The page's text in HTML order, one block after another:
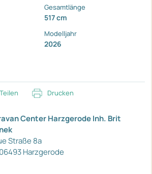
Gesamtlänge
517 cm
Modelljahr
2026
Teilen Drucken
Center Harzgerode Inh. Brit
Straße 8a
Harzgerode